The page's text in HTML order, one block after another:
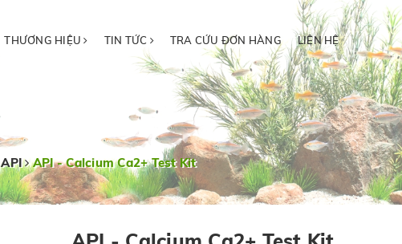
THƯƠNG HIỆU TIN TỨC TRA CỨU ĐƠN HÀNG LIÊN HỆ
API API - Calcium Ca2+ Test Kit